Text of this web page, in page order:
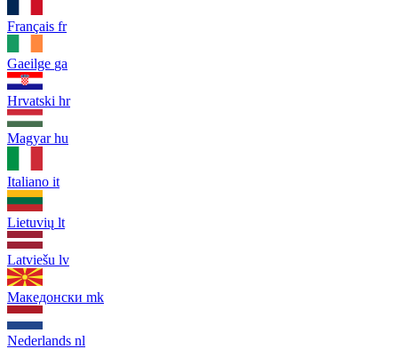
Français fr
Gaeilge ga
Hrvatski hr
Magyar hu
Italiano it
Lietuvių lt
Latviešu lv
Македонски mk
Nederlands nl